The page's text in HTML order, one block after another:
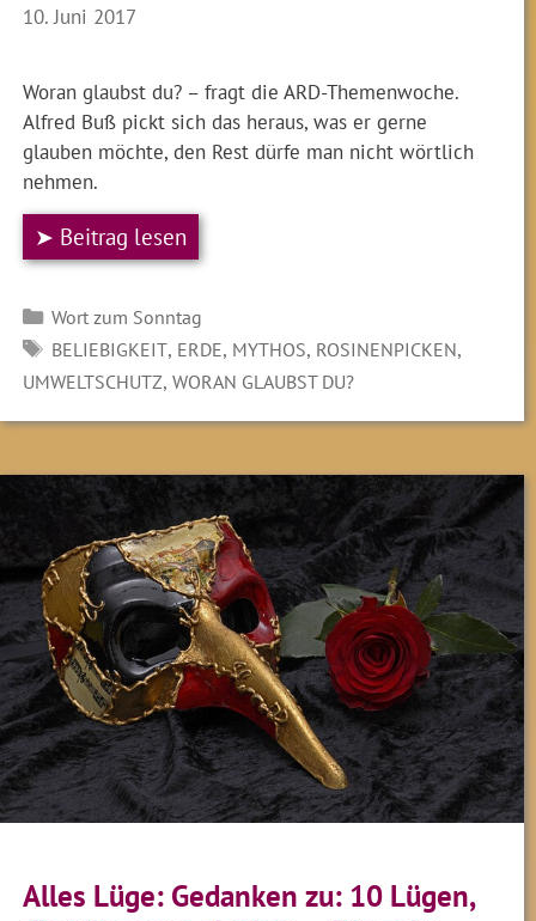
10. Juni 2017
Woran glaubst du? – fragt die ARD-Themenwoche.
Alfred Buß pickt sich das heraus, was er gerne
glauben möchte, den Rest dürfe man nicht wörtlich
nehmen.
➤ Beitrag lesen
Kategorien
Wort zum Sonntag
SCHLAGWÖRTER
BELIEBIGKEIT, ERDE, MYTHOS, ROSINENPICKEN,
UMWELTSCHUTZ,WORAN GLAUBST DU?
Alles Lüge: Gedanken zu: 10 Lügen,